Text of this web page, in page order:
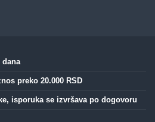
dana
preko 20.000 RSD
isporuka se izvršava po dogovoru